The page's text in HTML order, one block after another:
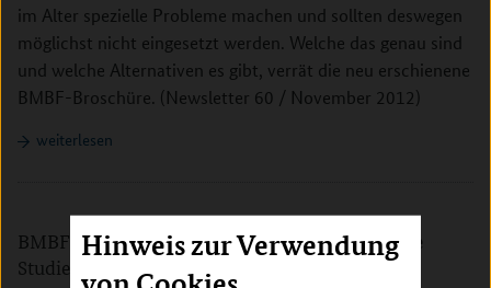
Hinweis zur Verwendung
im Alter spezielle Probleme machen und sollten deswegen
möglichst nicht eingesetzt werden. Welche das genau sind
und welche Alternativen es gibt, verrät die neu erschienene
BMBF-Broschüre. (Newsletter 60 / November 2012)
weiterlesen
BMBF-Staatssekretär Braun eröffnet einzigartige
Studienambulanz für Patienten mit Adipositas